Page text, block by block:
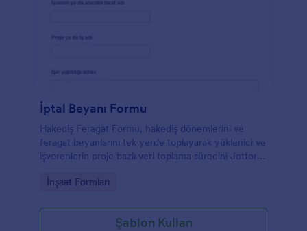
İptal Beyanı Formu
Hakediş Feragat Formu, hakediş dönemlerini ve
feragat beyanlarını tek yerde toplayarak yüklenici ve
işverenlerin proje bazlı veri toplama sürecini Jotform
Go to Category:
İnşaat Formları
Şablon Kullan